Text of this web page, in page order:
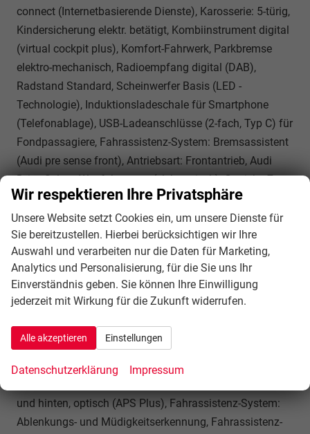
connect (Internetbasierende Dienste), Karosserie: 5-türig,
Kindersicherung elektr. betätigt, Kombiinstrument digital
(virtual cockpit plus), Komfort-Fahrwerk, Parkbremse
elektro-mechanisch, Radioempfang digital (DAB),
Radstand Standard, Scheinwerfer Basis (LED -
Technologie), Induktionsladeschale für Smartphone
(Telefonablage), USB-Ladeanschlüsse (2-fach, Typ C) für
Fondpassagiere, Fahrassistenz-System: Bremsassistent
(Audi pre sense front), Antriebsart: Frontantrieb, Audi
Drive Select, Wegfahrsperre (elektronisch), Getriebe 7-
Gang - Doppelkupplungsgetriebe S-tronic, Airbag
Beifahrerseite abschaltbar, Airbag Fahrer-/Beifahrerseite,
Isofix-Aufnahmen für Kindersitz an Beifahrersitz und
Rücksitz, Kopf-Airbag-System (Sideguard), Rücksitzlehne
geteilt/klappbar, verschiebbar (40:20:40), Seitenairbag
vorn, Seitenairbag vorn mitte (Interaktionsairbag),
Gepäckraumklappe elektr. betätigt (öffnen + schliessen),
Fahrassistenz-System: Berganfahr-Assistent,
Fahrassistenz-System: Verkehrszeichenerkennung, Audi
connect (Notruf- und Assistance-System), Servolenkung
und hinten, optisch (APS Plus), Fahrassistenz-System:
Ablenkungs- und Müdigkeitserkennung, Fahrassistenz-
Wir respektieren Ihre Privatsphäre
Unsere Website setzt Cookies ein, um unsere Dienste für
Sie bereitzustellen. Hierbei berücksichtigen wir Ihre
Auswahl und verarbeiten nur die Daten für Marketing,
Analytics und Personalisierung, für die Sie uns Ihr
Einverständnis geben. Sie können Ihre Einwilligung
jederzeit mit Wirkung für die Zukunft widerrufen.
Alle akzeptieren Einstellungen
Datenschutzerklärung Impressum